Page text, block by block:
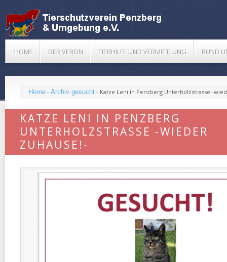
HOME DER VEREIN TIERHILFE UND VERMITTLUNG RUND
Home - Archiv gesucht - Katze Leni in Penzberg Unterholzstrasse -
KATZE LENI IN PENZBERG
UNTERHOLZSTRASSE -WIEDER
ZUHAUSE!-